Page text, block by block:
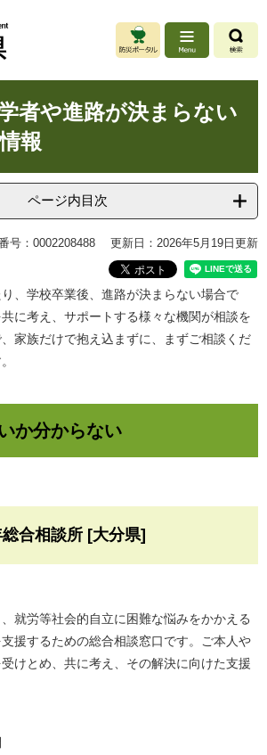
者や進路が決まらない
報
ページ内目次
号：0002208488 更新日：2026年5月19日更新
、学校卒業後、進路が決まらない場合で
に考え、サポートする様々な機関が相談を
家族だけで抱え込まずに、まずご相談くだ
か分からない
合相談所 [大分県]
就労等社会的自立に困難な悩みをかかえる
援するための総合相談窓口です。ご本人や
けとめ、共に考え、その解決に向けた支援